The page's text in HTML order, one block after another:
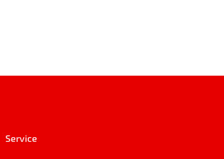
Service